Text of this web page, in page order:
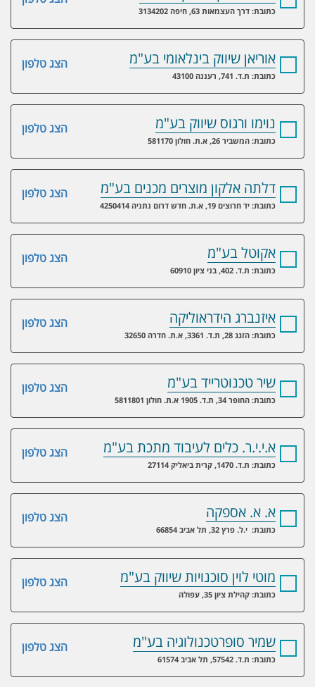
כתובת: דרך העצמאות 63, חיפה 3134202
הצג טלפון אוריאן שיווק בינלאומי בע"מ
כתובת: ת.ד. 741, רעננה 43100
הצג טלפון נוימו ורגוס שיווק בע"מ
כתובת: המשביר 26, א.ת. חולון 581170
הצג טלפון דלתה אלקון מוצרים מכנים בע"מ
כתובת: יד חרוצים 19, א.ת. חדש דרום נתניה 4250414
הצג טלפון אקוטל בע"מ
כתובת: ת.ד. 402, בני ציון 60910
הצג טלפון איזנברג הידראוליקה
כתובת: הזגג 28, ת.ד. 3361, א.ת. חדרה 32650
הצג טלפון שיר טכנוטרייד בע"מ
כתובת: החופר 34, ת.ד. 1905 א.ת. חולון 5811801
הצג טלפון א.י.י.ר. כלים לעיבוד מתכת בע"מ
כתובת: ת.ד. 1470, קרית ביאליק 27114
הצג טלפון א. א. אספקה
כתובת: י.ל. פרץ 32, תל אביב 66854
הצג טלפון מוטי לוין סוכנויות שיווק בע"מ
כתובת: קהילת ציון 35, עפולה
הצג טלפון שמיר סופרטכנולוגיה בע"מ
כתובת: ת.ד. 57542, תל אביב 61574